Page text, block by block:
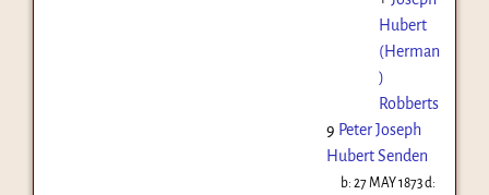
Hubert
(Herman
)
Robberts
9 Peter Joseph
Hubert Senden
b:27 MAY 1873d: